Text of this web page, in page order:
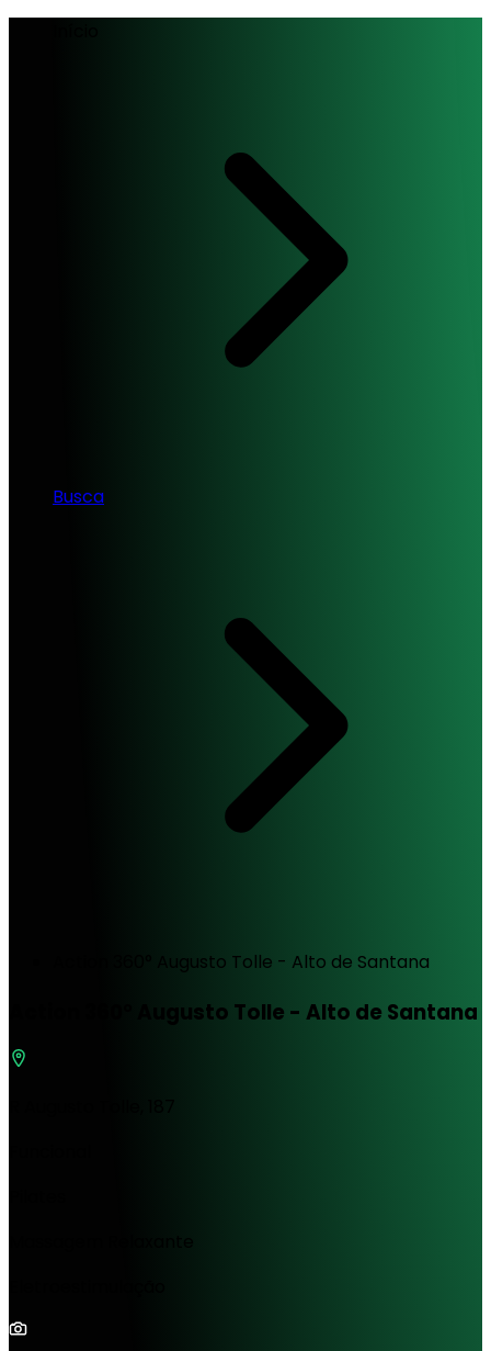
Busca
Action 360° Augusto Tolle - Alto de Santana
Action 360° Augusto Tolle - Alto de Santana